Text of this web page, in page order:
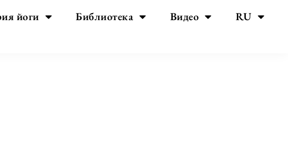
йоги Библиотека Видео RU